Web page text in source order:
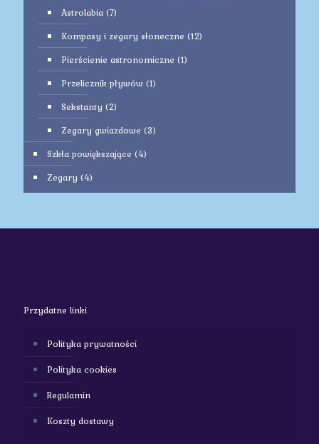
Astrolabia (7)
Kompasy i zegary słoneczne (12)
Pierścienie astronomiczne (1)
Przelicznik pływów (1)
Sekstanty (2)
Zegary gwiazdowe (3)
Szkła powiększające (4)
Zegary (4)
Przydatne linki
Polityka prywatności
Polityka cookies
Regulamin
Koszty dostawy